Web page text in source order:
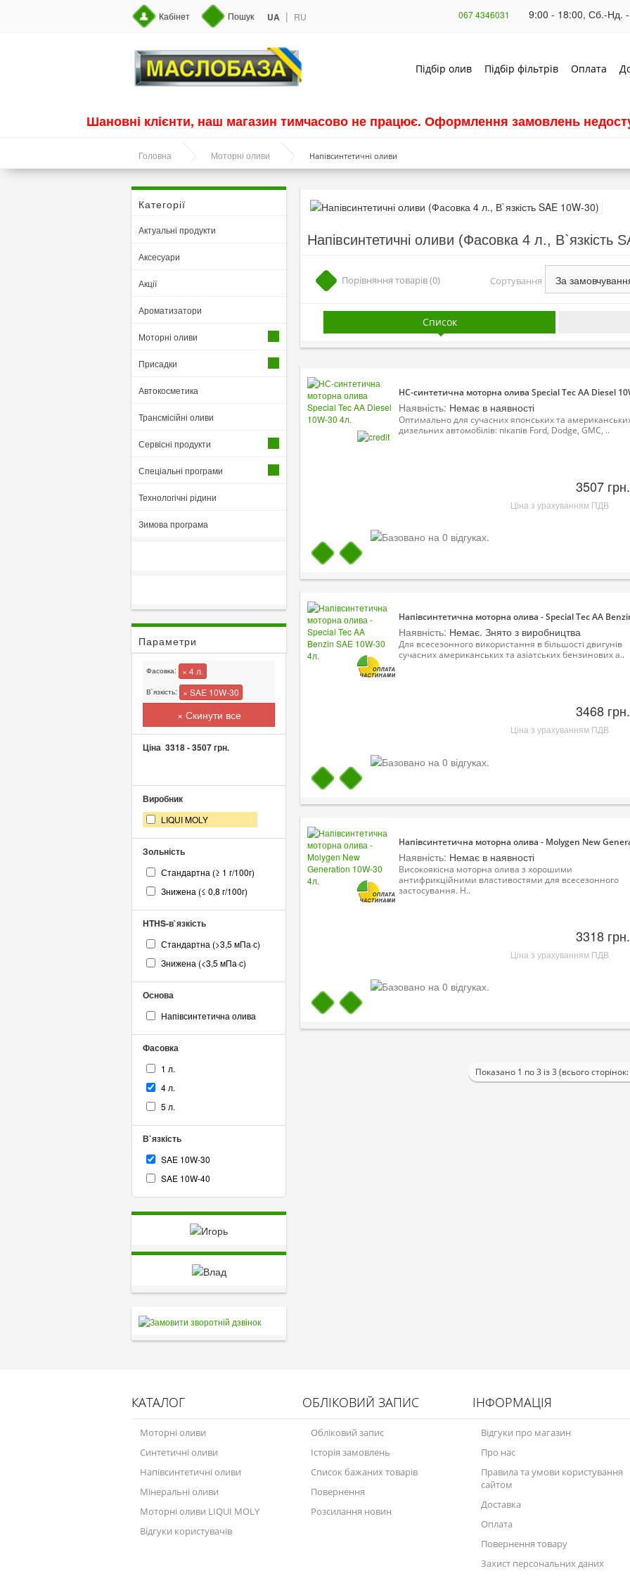
Кабінет Пошук UA | RU 067 4346031 9:00 - 18:00, Сб.-Нд. -
Підбір олив Підбір фільтрів Оплата
Шановні клієнти, наш магазин тимчасово не працює. Оформлення замовлень
Головна Моторні оливи Напівсинтетичні оливи
Категорії
Актуальні продукти
Аксесуари
Акції
Ароматизатори
Моторні оливи
Присадки
Автокосметика
Трансмісійні оливи
Сервісні продукти
Спеціальні програми
Технологічні рідини
Зимова програма
Параметри
Фасовка: × 4 л.
В`язкість: × SAE 10W-30
× Скинути все
Ціна 3318-3507грн.
Виробник
LIQUI MOLY
Зольність
Стандартна (≥ 1 г/100г)
Знижена (≤ 0,8 г/100г)
HTHS-в`язкість
Стандартна (>3,5 мПа·с)
Знижена (<3,5 мПа·с)
Основа
Напівсинтетична олива
Фасовка
1 л.
4 л.
5 л.
В`язкість
SAE 10W-30
SAE 10W-40
Напівсинтетичні оливи (Фасовка 4 л., В`язкість
Порівняння товарів (0) Сортування
Список
НС-синтетична моторна олива Special Tec AA Diesel
Наявність: Немає в наявності
Оптимально для сучасних японських та
дизельних автомобілів: пікапів Ford, Dodge, GMC, ..
3507 грн.
Ціна з урахуванням ПДВ
Напівсинтетична моторна олива - Special Tec AA
Наявність: Немає. Знято з виробництва
Для всесезонного використання в більшості двигунів
сучасних американських та азіатських бензинових а..
3468 грн.
Ціна з урахуванням ПДВ
Напівсинтетична моторна олива - Molygen New
Наявність: Немає в наявності
Високоякісна моторна олива з хорошими
антифрикційними властивостями для всесезонного
застосування. Н..
3318 грн.
Ціна з урахуванням ПДВ
Показано 1 по 3 із 3 (всього
КАТАЛОГ
Моторні оливи
Синтетичні оливи
Напівсинтетичні оливи
Мінеральні оливи
Моторні оливи LIQUI MOLY
Відгуки користувачів
ОБЛІКОВИЙ ЗАПИС
Обліковий запис
Історія замовлень
Список бажаних товарів
Повернення
Розсилання новин
ІНФОРМАЦІЯ
Відгуки про магазин
Про нас
Правила та умови користування
сайтом
Доставка
Оплата
Повернення товару
Захист персональних даних